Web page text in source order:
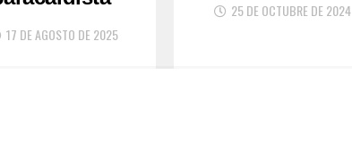
17 DE AGOSTO DE 2025
25 DE OCTUBRE DE 2024